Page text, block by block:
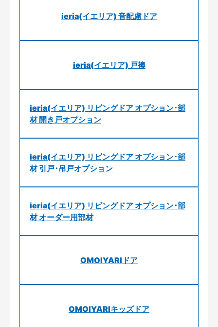
ieria(イエリア) 音配慮ドア
ieria(イエリア) 戸襖
ieria(イエリア) リビングドア オプション･部
材 開き戸オプション
ieria(イエリア) リビングドア オプション･部
材 引戸･吊戸オプション
ieria(イエリア) リビングドア オプション･部
材 オーダー用部材
OMOIYARIドア
OMOIYARIキッズドア